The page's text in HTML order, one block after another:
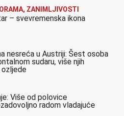
, ZANIMLJIVOSTI
– svevremenska ikona
nesreća u Austriji: Šest osoba
sudaru, više njih
Više od polovice
radom vladajuće